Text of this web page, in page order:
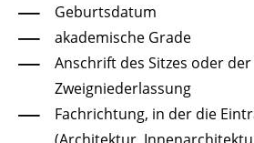
Geburtsdatum
akademische Grade
Anschrift des Sitzes oder der
Zweigniederlassung
Fachrichtung, in der die